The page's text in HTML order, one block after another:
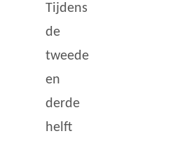
Tijdens
de
tweede
en
derde
helft